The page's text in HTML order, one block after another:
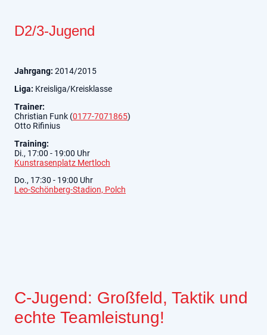
D2/3-Jugend
Jahrgang: 2014/2015
Liga: Kreisliga/Kreisklasse
Trainer:
Christian Funk (0177-7071865)
Otto Rifinius
Training:
Di., 17:00 - 19:00 Uhr
Kunstrasenplatz Mertloch
Do., 17:30 - 19:00 Uhr
Leo-Schönberg-Stadion, Polch
C-Jugend: Großfeld, Taktik und
echte Teamleistung!